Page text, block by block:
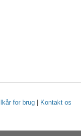
for brug Kontakt os